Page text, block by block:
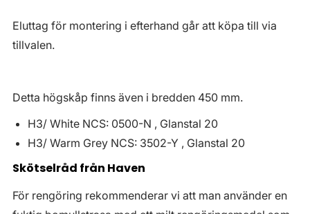
Eluttag för montering i efterhand går att köpa till via
tillvalen.
Detta högskåp finns även i bredden 450 mm.
H3/ White NCS: 0500-N , Glanstal 20
H3/ Warm Grey NCS: 3502-Y , Glanstal 20
Skötselråd från Haven
För rengöring rekommenderar vi att man använder en